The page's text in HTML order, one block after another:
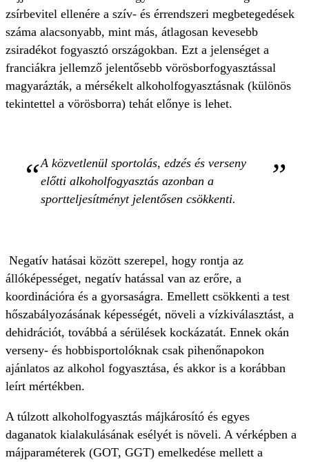
zsírbevitel ellenére a szív- és érrendszeri megbetegedések
száma alacsonyabb, mint más, átlagosan kevesebb
zsiradékot fogyasztó országokban. Ezt a jelenséget a
franciákra jellemző jelentősebb vörösborfogyasztással
magyarázták, a mérsékelt alkoholfogyasztásnak (különös
tekintettel a vörösborra) tehát előnye is lehet.
A közvetlenül sportolás, edzés és verseny
előtti alkoholfogyasztás azonban a
sportteljesítményt jelentősen csökkenti.
Negatív hatásai között szerepel, hogy rontja az
állóképességet, negatív hatással van az erőre, a
koordinációra és a gyorsaságra. Emellett csökkenti a test
hőszabályozásának képességét, növeli a vízkiválasztást, a
dehidrációt, továbbá a sérülések kockázatát. Ennek okán
verseny- és hobbisportolóknak csak pihenőnapokon
ajánlatos az alkohol fogyasztása, és akkor is a korábban
leírt mértékben.
A túlzott alkoholfogyasztás májkárosító és egyes
daganatok kialakulásának esélyét is növeli. A vérképben a
májparaméterek (GOT, GGT) emelkedése mellett a